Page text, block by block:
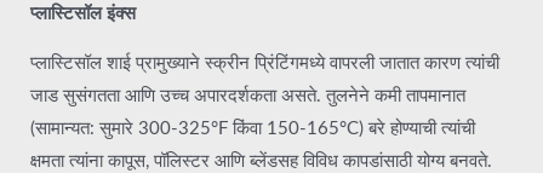
प्लास्टिसॉल इंक्स
प्लास्टिसॉल शाई प्रामुख्याने स्क्रीन प्रिंटिंगमध्ये वापरली जातात कारण त्यांची
जाड सुसंगतता आणि उच्च अपारदर्शकता असते. तुलनेने कमी तापमानात
(सामान्यत: सुमारे 300-325°F किंवा 150-165°C) बरे होण्याची त्यांची
क्षमता त्यांना कापूस, पॉलिस्टर आणि ब्लेंडसह विविध कापडांसाठी योग्य बनवते.